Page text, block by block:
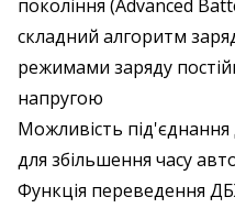
покоління (Advanced
складний алгоритм
режимами заряду
напругою
Можливість
для збільшення часу
Функція переведення